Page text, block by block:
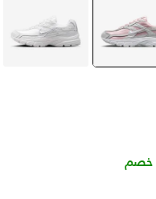
selected
وردي أبيض